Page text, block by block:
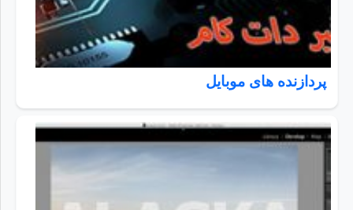
پردازنده های موبایل